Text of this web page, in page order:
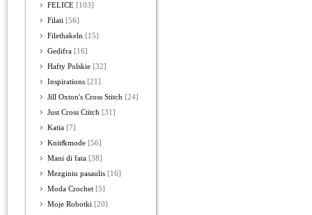
FELICE [103]
Filati [56]
Filethakeln [15]
Gedifra [16]
Hafty Polskie [32]
Inspirations [21]
Jill Oxton's Cross Stitch [24]
Just Cross Ctitch [31]
Katia [7]
Knit&mode [56]
Mani di fata [38]
Mezginiu pasaulis [16]
Moda Crochet [5]
Moje Robotki [20]